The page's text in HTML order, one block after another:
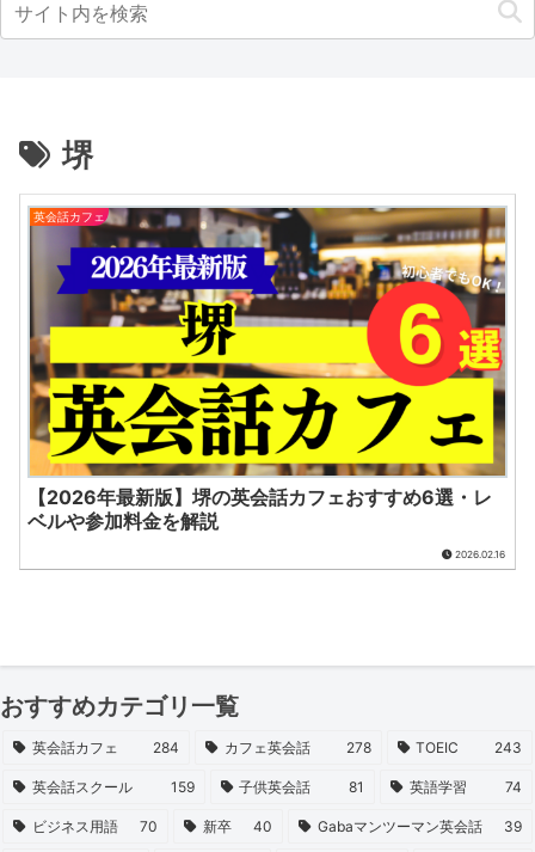
堺
英会話カフェ
【2026年最新版】堺の英会話カフェおすすめ6選・レ
ベルや参加料金を解説
2026.02.16
おすすめカテゴリ一覧
英会話カフェ 284 カフェ英会話 278 TOEIC 243
英会話スクール 159 子供英会話 81 英語学習 74
ビジネス用語 70 新卒 40 Gabaマンツーマン英会話 39